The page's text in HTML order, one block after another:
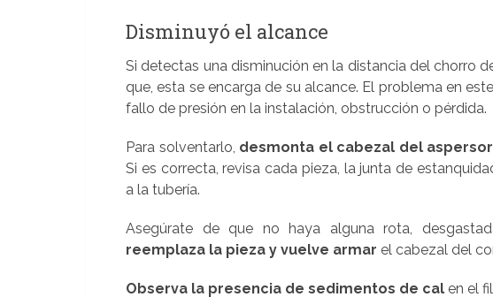
Disminuyó el alcance
Si detectas una disminución en la distancia del chorro
que, esta se encarga de su alcance. El problema en
fallo de presión en la instalación, obstrucción o pérdida.
Para solventarlo, desmonta el cabezal del
Si es correcta, revisa cada pieza, la junta de
a la tubería.
Asegúrate de que no haya alguna rota,
reemplaza la pieza y vuelve armar el cabezal del
Observa la presencia de sedimentos de cal en el